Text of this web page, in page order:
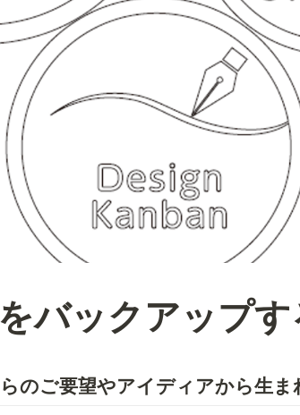
バックアップす
のご要望やアイディアから生ま